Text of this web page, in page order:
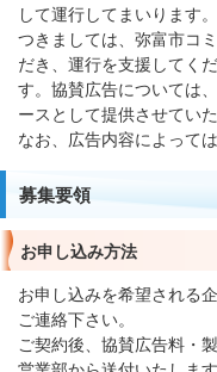
して運行してまいります。
つきましては、弥富市コ
だき、運行を支援してく
す。協賛広告については
ースとして提供させていた
なお、広告内容によって
募集要領
お申し込み方法
お申し込みを希望される
ご連絡下さい。
ご契約後、協賛広告料・